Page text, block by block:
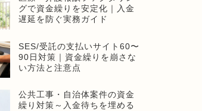
グで資金繰りを安定化｜入金
遅延を防ぐ実務ガイド
SES/受託の支払いサイト60〜
90日対策｜資金繰りを崩さな
い方法と注意点
公共工事・自治体案件の資金
繰り対策～入金待ちを埋める